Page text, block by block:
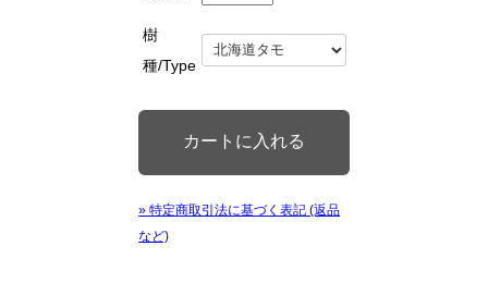
樹
種/Type
» 特定商取引法に基づく表記 (返品
など)